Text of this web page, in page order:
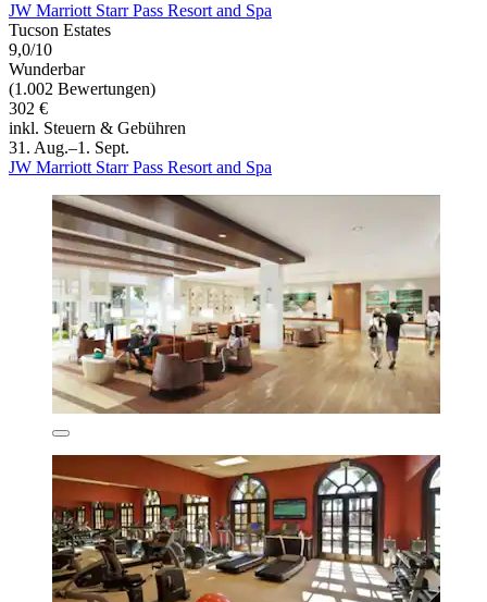
JW Marriott Starr Pass Resort and Spa
Tucson Estates
9,0/10
Wunderbar
(1.002 Bewertungen)
302 €
inkl. Steuern & Gebühren
31. Aug.–1. Sept.
JW Marriott Starr Pass Resort and Spa